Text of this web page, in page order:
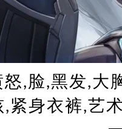
怒,脸,黑发,大
,紧身衣裤,艺